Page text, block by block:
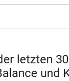
letzten
und